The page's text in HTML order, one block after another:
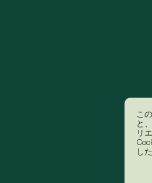
こ
と
リ
し